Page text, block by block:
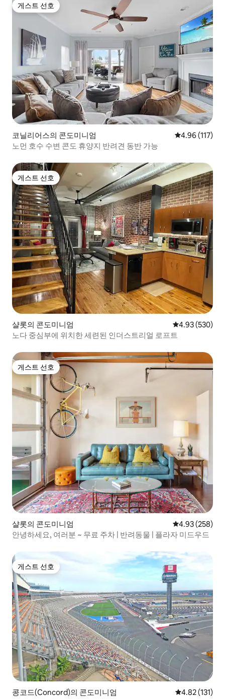
게스트 선호
게스트 선호
코닐리어스의 콘도미니엄 평점 4.96점(5
4.96 (117)
노먼 호수 수변 콘도 휴양지 반려견 동반 가능
게스트 선호
게스트 선호
샬롯의 콘도미니엄 평점 4.93점(5
4.93 (530)
노다 중심부에 위치한 세련된 인더스트리얼 로프트
게스트 선호
게스트 선호
샬롯의 콘도미니엄 평점 4.93점(5
4.93 (258)
안녕하세요, 여러분 ~ 무료 주차 | 반려동물 | 플라자 미드우드
게스트 선호
게스트 선호
콩코드(Concord)의 콘도미니엄 평점 4.82점(5
4.82 (131)